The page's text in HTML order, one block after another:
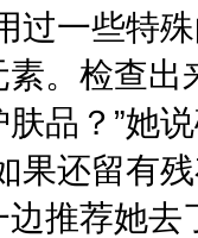
过一些特
。检查
品？”她
果还留有
推荐她